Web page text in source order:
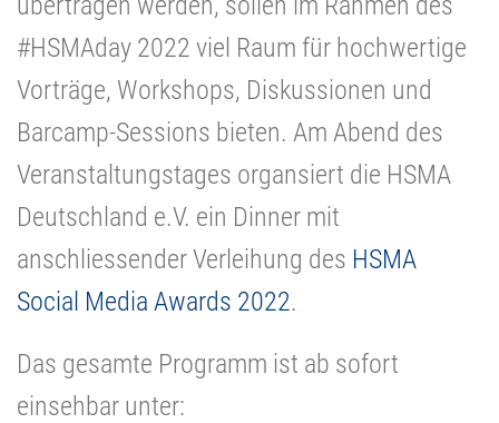
#HSMAday 2022 viel Raum für hochwertige
Vorträge, Workshops, Diskussionen und
Barcamp-Sessions bieten. Am Abend des
Veranstaltungstages organsiert die HSMA
Deutschland e.V. ein Dinner mit
anschliessender Verleihung des HSMA
Social Media Awards 2022.
Das gesamte Programm ist ab sofort
einsehbar unter: